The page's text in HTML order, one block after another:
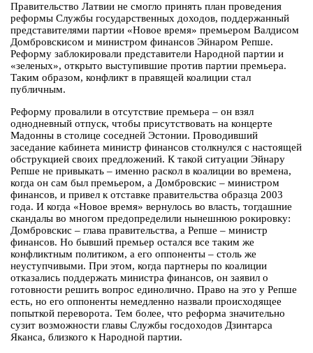
Правительство Латвии не смогло принять план проведения
реформы Службы государственных доходов, поддержанный
представителями партии «Новое время» премьером Валдисом
Домбровскисом и министром финансов Эйнаром Репше.
Реформу заблокировали представители Народной партии и
«зеленых», открыто выступившие против партии премьера.
Таким образом, конфликт в правящей коалиции стал
публичным.
Реформу провалили в отсутствие премьера – он взял
однодневный отпуск, чтобы присутствовать на концерте
Мадонны в столице соседней Эстонии. Проводивший
заседание кабинета министр финансов столкнулся с настоящей
обструкцией своих предложений. К такой ситуации Эйнару
Репше не привыкать – именно раскол в коалиции во времена,
когда он сам был премьером, а Домбровскис – министром
финансов, и привел к отставке правительства образца 2003
года. И когда «Новое время» вернулось во власть, тогдашние
скандалы во многом предопределили нынешнюю рокировку:
Домбровскис – глава правительства, а Репше – министр
финансов. Но бывший премьер остался все таким же
конфликтным политиком, а его оппоненты – столь же
неуступчивыми. При этом, когда партнеры по коалиции
отказались поддержать министра финансов, он заявил о
готовности решить вопрос единолично. Право на это у Репше
есть, но его оппоненты немедленно назвали происходящее
попыткой переворота. Тем более, что реформа значительно
сузит возможности главы Службы госдоходов Дзинтарса
Яканса, близкого к Народной партии.